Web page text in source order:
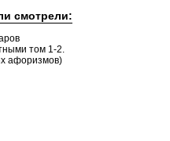
смотрели:
том 1-2.
афоризмов)